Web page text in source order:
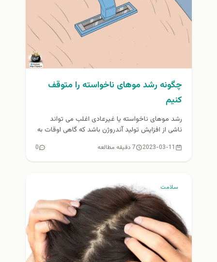
چگونه رشد موهای ناخواسته را متوقف
کنیم
رشد موهای ناخواسته یا غیرعادی اغلب می تواند
ناشی از افزایش تولید آندروژن باشد که گاهی اوقات به
2023-03-11 7 دقیقه مطالعه 0
سلامت